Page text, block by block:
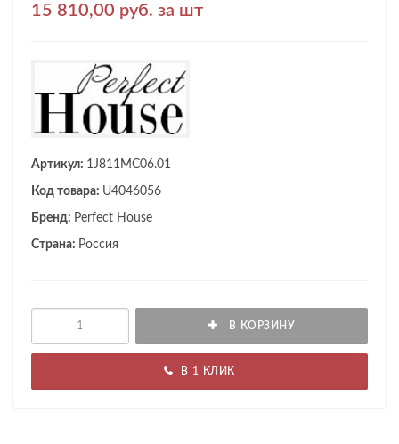
15 810,00 руб. за шт
Артикул: 1J811MC06.01
Код товара: U4046056
Бренд: Perfect House
Страна: Россия
В КОРЗИНУ
В 1 КЛИК